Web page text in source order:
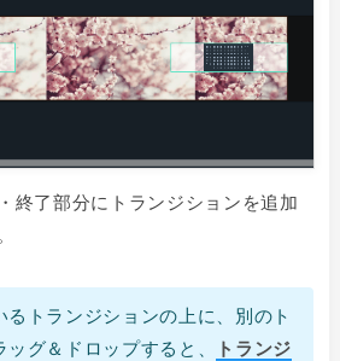
終了部分にトランジションを追加
トランジションの上に、別のト
グ＆ドロップすると、
トランジ